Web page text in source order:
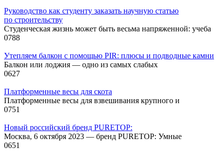
Руководство как студенту заказать научную статью
по строительству
Студенческая жизнь может быть весьма напряженной: учеба
0788
Утепляем балкон с помощью PIR: плюсы и подводные камни
Балкон или лоджия — одно из самых слабых
0627
Платформенные весы для скота
Платформенные весы для взвешивания крупного и
0751
Новый российский бренд PURETOP:
Москва, 6 октября 2023 — бренд PURETOP: Умные
0651